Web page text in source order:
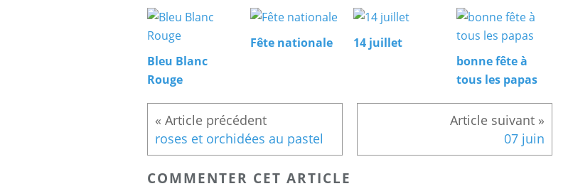
Bleu Blanc
Rouge
Fête nationale
14 juillet
bonne fête à
tous les papas
roses et orchidées au pastel 07 juin
COMMENTER CET ARTICLE